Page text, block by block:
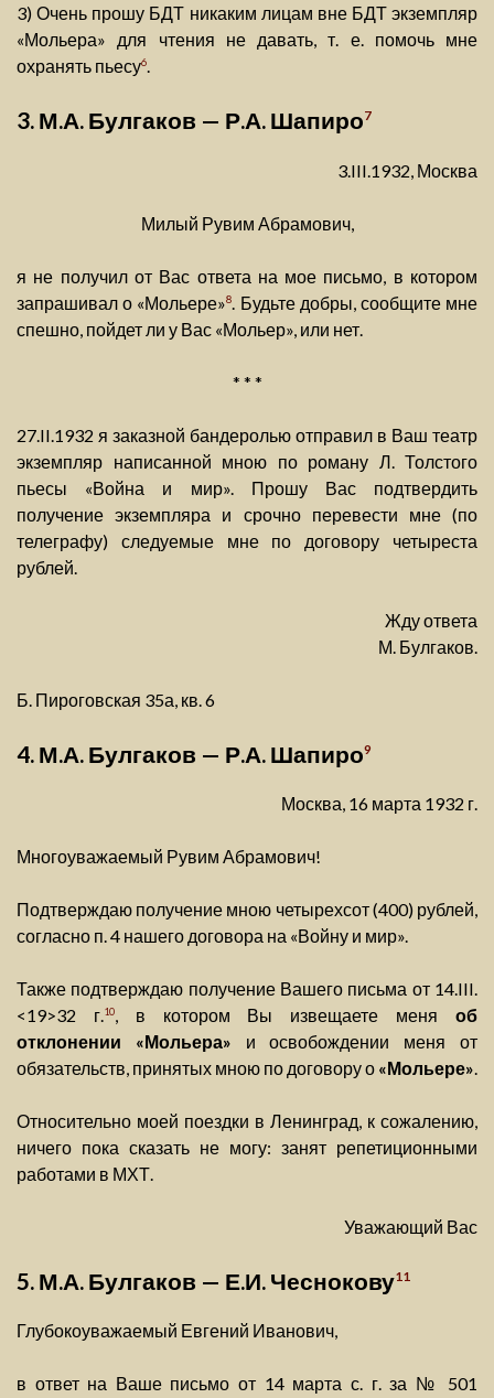
3) Очень прошу БДТ никаким лицам вне БДТ экземпляр
«Мольера» для чтения не давать, т. е. помочь мне
охранять пьесу6.
3. М.А. Булгаков — Р.А. Шапиро7
3.III.1932, Москва
Милый Рувим Абрамович,
я не получил от Вас ответа на мое письмо, в котором
запрашивал о «Мольере»8
. Будьте добры, сообщите мне
спешно, пойдет ли у Вас «Мольер», или нет.
* * *
27.II.1932 я заказной бандеролью отправил в Ваш театр
экземпляр написанной мною по роману Л. Толстого
пьесы «Война и мир». Прошу Вас подтвердить
получение экземпляра и срочно перевести мне (по
телеграфу) следуемые мне по договору четыреста
рублей.
Жду ответа
М. Булгаков.
Б. Пироговская 35а, кв. 6
4. М.А. Булгаков — Р.А. Шапиро9
Москва, 16 марта 1932 г.
Многоуважаемый Рувим Абрамович!
Подтверждаю получение мною четырехсот (400) рублей,
согласно п. 4 нашего договора на «Войну и мир».
Также подтверждаю получение Вашего письма от 14.III.
<19>32 г.10, в котором Вы извещаете меняоб
отклонении «Мольера» и освобождении меня от
обязательств, принятых мною по договору о «Мольере».
Относительно моей поездки в Ленинград, к сожалению,
ничего пока сказать не могу: занят репетиционными
работами в МХТ.
Уважающий Вас
5. М.А. Булгаков — Е.И. Чеснокову11
Глубокоуважаемый Евгений Иванович,
в ответ на Ваше письмо от 14 марта с. г. за № 501